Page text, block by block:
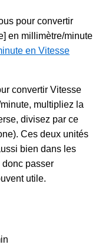
pour convertir
en millimètre/minute
en Vitesse
convertir Vitesse
multipliez la
divisez par ce
Ces deux unités
bien dans les
passer
utile.